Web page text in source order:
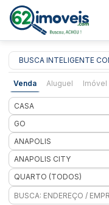
BUSCA INTELIGENTE
Venda Aluguel Imóvel
CASA
GO
ANAPOLIS
ANAPOLIS CITY
QUARTO (TODOS)